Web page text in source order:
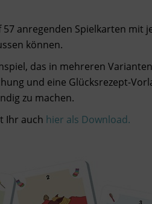
57 anregenden Spielkarten mit
können.
das in mehreren
und eine Glücksrezept-
zu machen.
Ihr auch hier als Download.